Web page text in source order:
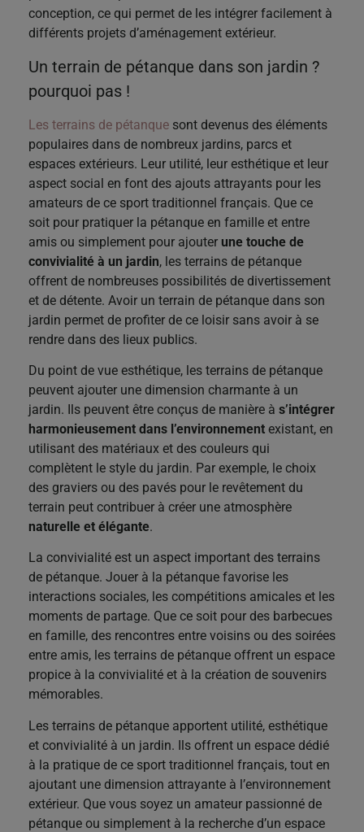
conception, ce qui permet de les intégrer facilement à
différents projets d’aménagement extérieur.
Un terrain de pétanque dans son jardin ?
pourquoi pas !
Les terrains de pétanque sont devenus des éléments
populaires dans de nombreux jardins, parcs et
espaces extérieurs. Leur utilité, leur esthétique et leur
aspect social en font des ajouts attrayants pour les
amateurs de ce sport traditionnel français. Que ce
soit pour pratiquer la pétanque en famille et entre
amis ou simplement pour ajouter une touche de
convivialité à un jardin, les terrains de pétanque
offrent de nombreuses possibilités de divertissement
et de détente. Avoir un terrain de pétanque dans son
jardin permet de profiter de ce loisir sans avoir à se
rendre dans des lieux publics.
Du point de vue esthétique, les terrains de pétanque
peuvent ajouter une dimension charmante à un
jardin. Ils peuvent être conçus de manière à s’intégrer
harmonieusement dans l’environnement existant, en
utilisant des matériaux et des couleurs qui
complètent le style du jardin. Par exemple, le choix
des graviers ou des pavés pour le revêtement du
terrain peut contribuer à créer une atmosphère
naturelle et élégante.
La convivialité est un aspect important des terrains
de pétanque. Jouer à la pétanque favorise les
interactions sociales, les compétitions amicales et les
moments de partage. Que ce soit pour des barbecues
en famille, des rencontres entre voisins ou des soirées
entre amis, les terrains de pétanque offrent un espace
propice à la convivialité et à la création de souvenirs
mémorables.
Les terrains de pétanque apportent utilité, esthétique
et convivialité à un jardin. Ils offrent un espace dédié
à la pratique de ce sport traditionnel français, tout en
ajoutant une dimension attrayante à l’environnement
extérieur. Que vous soyez un amateur passionné de
pétanque ou simplement à la recherche d’un espace